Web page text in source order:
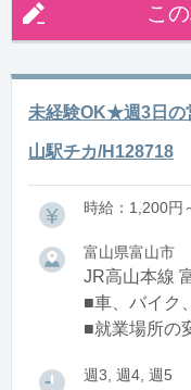
こ
未経験OK★週3日の
山駅チカ/H128718
時給：1,200円
富山県富山市
JR高山本線
■車、バイク
■就業場所の
週3, 週4, 週5